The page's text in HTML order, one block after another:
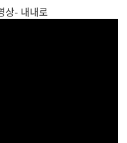
상- 내내로